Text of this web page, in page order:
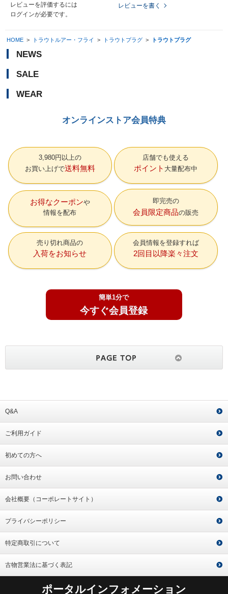
レビューを評価するには
ログインが必要です。
レビューを書く
HOME > トラウトルアー・フライ > トラウトプラグ > トラウトプラグ
NEWS
SALE
WEAR
オンラインストア会員特典
3,980円以上の
お買い上げで送料無料
店舗でも使える
ポイント 大量配布中
お得なクーポン
情報を配布
即完売の
会員限定商品の販売
売り切れ商品の
入荷をお知らせ
会員情報を登録すれば
2回目以降楽々注文
簡単1分で
今すぐ会員登録
Q&A
ご利用ガイド
初めての方へ
お問い合わせ
会社概要（コーポレートサイト）
プライバシーポリシー
特定商取引について
古物営業法に基づく表記
ポータルインフォメーション